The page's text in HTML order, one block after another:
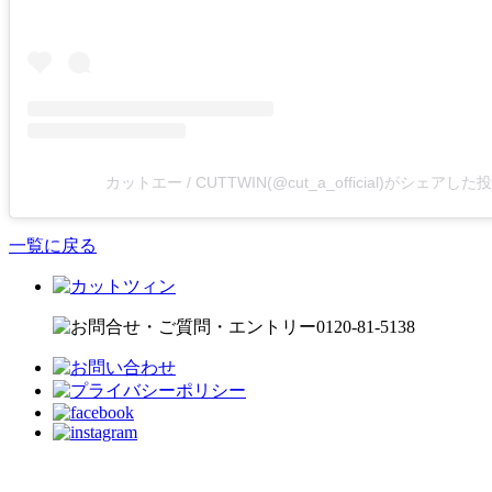
カットエー / CUTTWIN(@cut_a_official)がシェアした
一覧に戻る